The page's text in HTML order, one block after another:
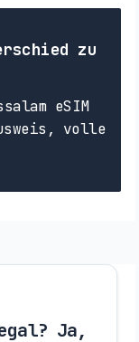
zu
eSIM
volle
Ja,